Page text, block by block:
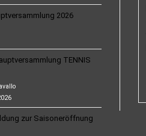
2026
TENNIS
zur Saisoneröffnung